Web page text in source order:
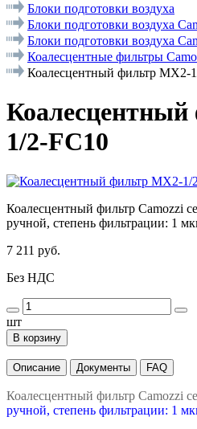
Блоки подготовки воздуха
Блоки подготовки воздуха
Блоки подготовки воздуха
Коалесцентные фильтры
Коалесцентный фильтр MX2-
1/2-FC10
Коалесцентный фильтр Camozzi
ручной, степень фильтрации: 1
7 211 руб.
Без НДС
шт
В корзину
Описание Документы FAQ
Коалесцентный фильтр Camozzi
ручной, степень фильтрации: 1